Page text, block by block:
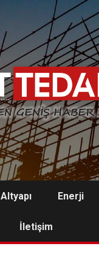
Altyapı Enerji
İletişim